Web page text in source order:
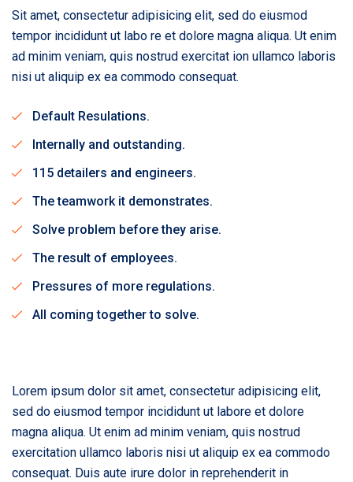
Sit amet, consectetur adipisicing elit, sed do eiusmod
tempor incididunt ut labo re et dolore magna aliqua. Ut enim
ad minim veniam, quis nostrud exercitat ion ullamco laboris
nisi ut aliquip ex ea commodo consequat.
Default Resulations.
Internally and outstanding.
115 detailers and engineers.
The teamwork it demonstrates.
Solve problem before they arise.
The result of employees.
Pressures of more regulations.
All coming together to solve.
Lorem ipsum dolor sit amet, consectetur adipisicing elit,
sed do eiusmod tempor incididunt ut labore et dolore
magna aliqua. Ut enim ad minim veniam, quis nostrud
exercitation ullamco laboris nisi ut aliquip ex ea commodo
consequat. Duis aute irure dolor in reprehenderit in